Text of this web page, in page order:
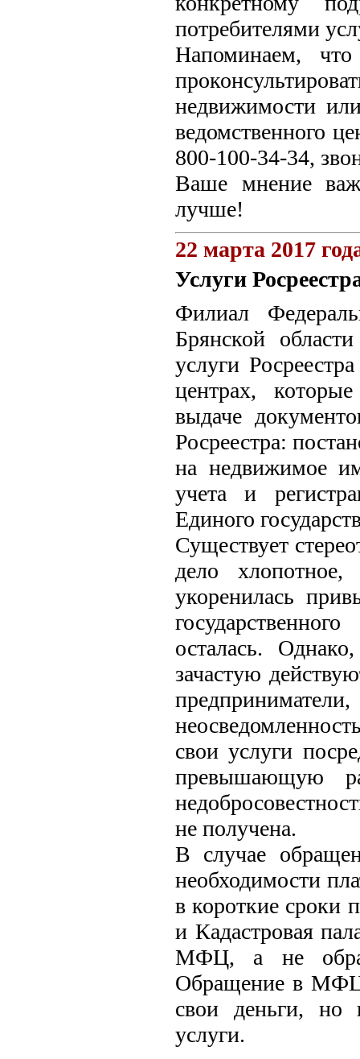
потребителями
Напоминаем,
недвижимости
ведомственного
800-100-34-34,
Ваше мнение
лучше!
22 марта 2017
Услуги
Филиал
Брянской
услуги
центрах,
выдаче
Росреестра:
на недвижимое
учета и
Единого
Существует
дело
укоренилась
осталась.
зачастую
свои услуги
превышающую
не получена.
В случае
необходимости
в короткие сроки
и Кадастровая
МФЦ, а не
Обращение в МФЦ
свои деньги, но
услуги.